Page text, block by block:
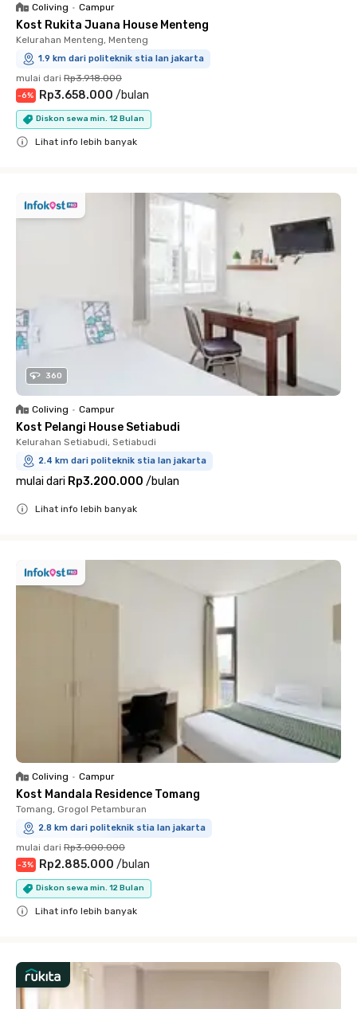
Coliving • Campur
Kost Rukita Juana House Menteng
Kelurahan Menteng, Menteng
1.9 km dari politeknik stia lan jakarta
mulai dari Rp3.918.000
-6% Rp3.658.000 /bulan
Diskon sewa min. 12 Bulan
Lihat info lebih banyak
360
Coliving • Campur
Kost Pelangi House Setiabudi
Kelurahan Setiabudi, Setiabudi
2.4 km dari politeknik stia lan jakarta
mulai dari Rp3.200.000 /bulan
Lihat info lebih banyak
Coliving • Campur
Kost Mandala Residence Tomang
Tomang, Grogol Petamburan
2.8 km dari politeknik stia lan jakarta
mulai dari Rp3.000.000
-3% Rp2.885.000 /bulan
Diskon sewa min. 12 Bulan
Lihat info lebih banyak